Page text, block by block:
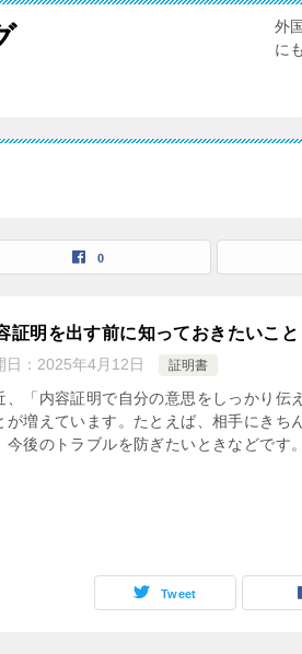
外
に
0
証明を出す前に知っておきたいこ
日： 2025年4月12日 証明書
、「内容証明で自分の意思をしっかり伝
が増えています。たとえば、相手にきち
今後のトラブルを防ぎたいときなどです
Tweet